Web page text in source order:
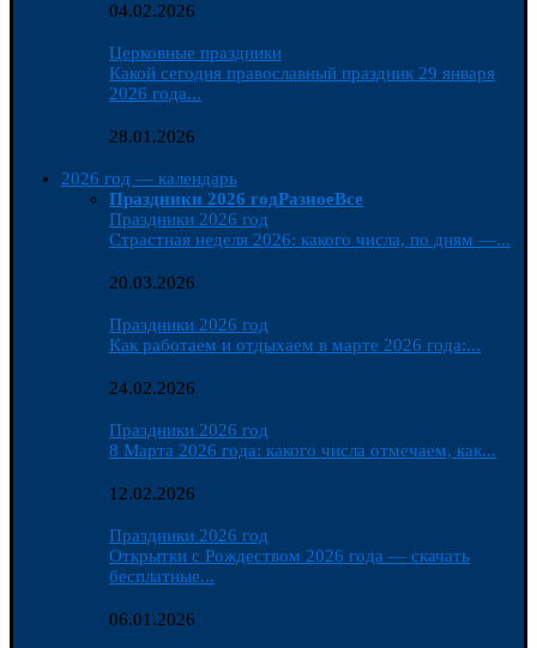
04.02.2026
Церковные праздники
Какой сегодня православный праздник 29 января
2026 года...
28.01.2026
2026 год — календарь
Праздники 2026 годРазноеВсе
Праздники 2026 год
Страстная неделя 2026: какого числа, по дням —...
20.03.2026
Праздники 2026 год
Как работаем и отдыхаем в марте 2026 года:...
24.02.2026
Праздники 2026 год
8 Марта 2026 года: какого числа отмечаем, как...
12.02.2026
Праздники 2026 год
Открытки с Рождеством 2026 года — скачать
бесплатные...
06.01.2026